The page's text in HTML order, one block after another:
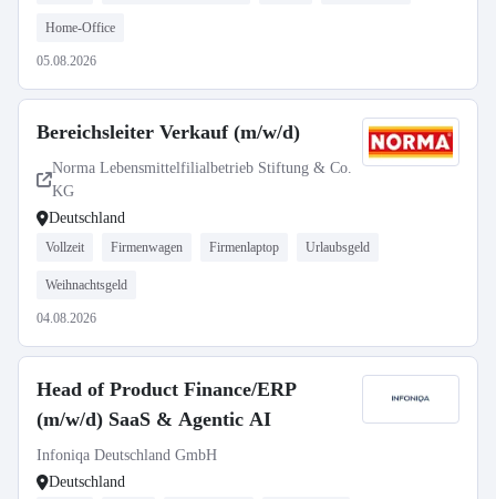
Home-Office
05.08.2026
Bereichsleiter Verkauf (m/w/d)
Norma Lebensmittelfilialbetrieb Stiftung & Co.
KG
Deutschland
Vollzeit Firmenwagen Firmenlaptop Urlaubsgeld
Weihnachtsgeld
04.08.2026
Head of Product Finance/ERP
(m/w/d) SaaS & Agentic AI
Infoniqa Deutschland GmbH
Deutschland